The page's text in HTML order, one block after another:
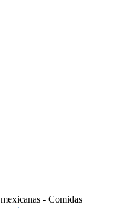
- Comidas